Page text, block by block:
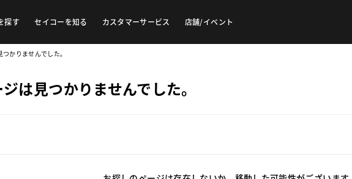
探す セイコーを知る カスタマーサービス 店舗/イベント
かりませんでした。
は見つかりませんでした。